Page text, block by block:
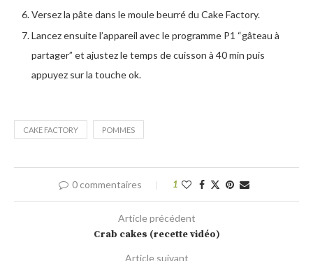
Versez la pâte dans le moule beurré du Cake Factory.
Lancez ensuite l’appareil avec le programme P1 “gâteau à
partager” et ajustez le temps de cuisson à 40 min puis
appuyez sur la touche ok.
CAKE FACTORY POMMES
0 commentaires 1
Article précédent
Crab cakes (recette vidéo)
Article suivant